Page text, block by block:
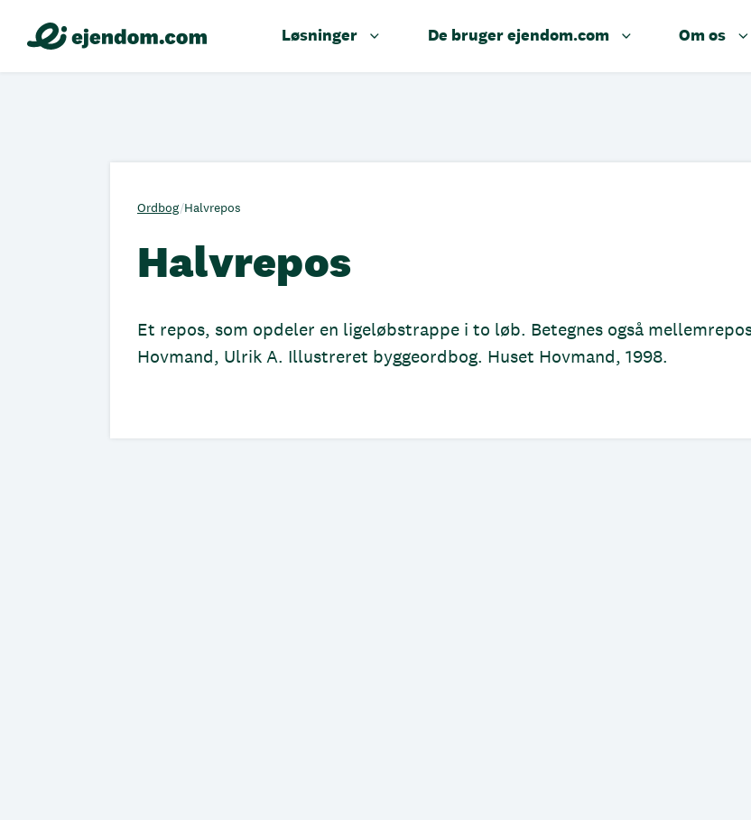
Løsninger De bruger ejendom.com Om os
Ordbog/Halvrepos
Halvrepos
Et repos, som opdeler en ligeløbstrappe i to løb. Betegnes også
Hovmand, Ulrik A. Illustreret byggeordbog. Huset Hovmand, 1998.